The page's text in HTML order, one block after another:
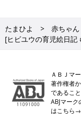
たまひよ 赤ちゃ
[ヒビユウの育児絵日記
ＡＢＪマ
著作権者
であるこ
ABJマー
はこち